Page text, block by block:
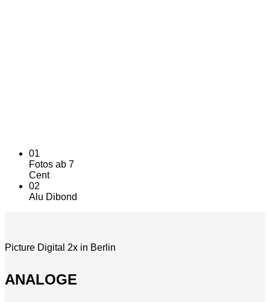
01
Fotos ab 7
Cent
02
Alu Dibond
Picture Digital 2x in Berlin
ANALOGE